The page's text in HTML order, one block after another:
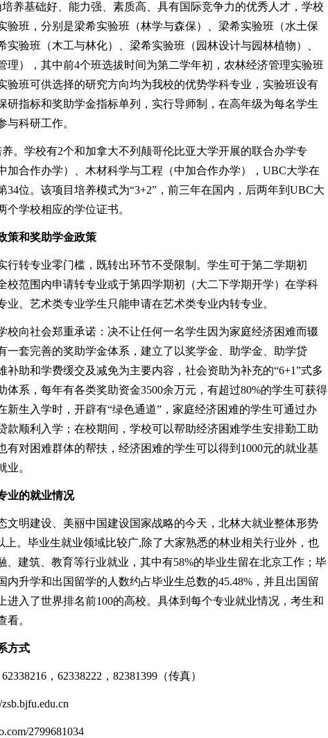
基础好、能力强、素质高、具有国际竞争力的优秀人才，学校
验班，分别是梁希实验班（林学与森保）、梁希实验班（水土保
实验班（木工与林化）、梁希实验班（园林设计与园林植物）、
理），其中前4个班选拔时间为第二学年初，农林经济管理实验班
验班可供选择的研究方向均为我校的优势学科专业，实验班设有
研指标和奖助学金指标单列，实行导师制，在高年级为每名学生
与科研工作。
学校有2个和加拿大不列颠哥伦比亚大学开展的联合办学专
加合作办学）、木材科学与工程（中加合作办学），UBC大学在
34位。该项目培养模式为“3+2”，前三年在国内，后两年到UBC大
个学校相应的学位证书。
策和奖助学金政策
转专业零门槛，既转出环节不受限制。学生可于第二学期初
校范围内申请转专业或于第四学期初（大二下学期开学）在学科
业。艺术类专业学生只能申请在艺术类专业内转专业。
向社会郑重承诺：决不让任何一名学生因为家庭经济困难而辍
一套完善的奖助学金体系，建立了以奖学金、助学金、助学贷
补助和学费缓交及减免为主要内容，社会资助为补充的“6+1”式多
体系，每年有各类奖助资金3500余万元，有超过80%的学生可获得
新生入学时，开辟有“绿色通道”，家庭经济困难的学生可通过办
款顺利入学；在校期间，学校可以帮助经济困难学生安排勤工助
有对困难群体的帮扶，经济困难的学生可以得到1000元的就业基
业。
业的就业情况
明建设、美丽中国建设国家战略的今天，北林大就业整体形势
上。毕业生就业领域比较广,除了大家熟悉的林业相关行业外，也
、建筑、教育等行业就业，其中有58%的毕业生留在北京工作；毕
内升学和出国留学的人数约占毕业生总数的45.48%，并且出国留
进入了世界排名前100的高校。具体到每个专业就业情况，考生和
看。
方式
，62338222，82381399（传真）
2799681034